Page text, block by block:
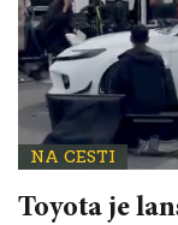
NA CESTI
Toyota je